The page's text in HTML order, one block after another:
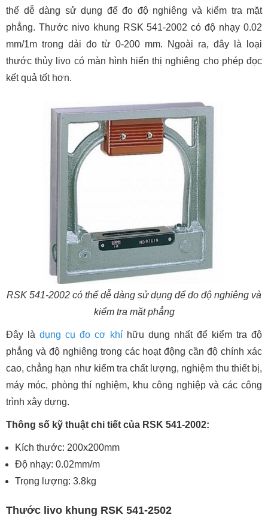
thể dễ dàng sử dụng để đo độ nghiêng và kiểm tra mặt
phẳng. Thước nivo khung RSK 541-2002 có độ nhạy 0.02
mm/1m trong dải đo từ 0-200 mm. Ngoài ra, đây là loại
thước thủy livo có màn hình hiển thị nghiêng cho phép đọc
kết quả tốt hơn.
RSK 541-2002 có thể dễ dàng sử dụng để đo độ nghiêng và
kiểm tra mặt phẳng
Đây là dụng cụ đo cơ khí hữu dụng nhất để kiểm tra độ
phẳng và độ nghiêng trong các hoạt động cần độ chính xác
cao, chẳng hạn như kiểm tra chất lượng, nghiệm thu thiết bị,
máy móc, phòng thí nghiệm, khu công nghiệp và các công
trình xây dựng.
Thông số kỹ thuật chi tiết của RSK 541-2002:
Kích thước: 200x200mm
Độ nhạy: 0.02mm/m
Trọng lượng: 3.8kg
Thước livo khung RSK 541-2502